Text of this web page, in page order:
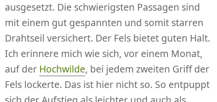
ausgesetzt. Die schwierigsten Passagen sind
mit einem gut gespannten und somit starren
Drahtseil versichert. Der Fels bietet guten Halt.
Ich erinnere mich wie sich, vor einem Monat,
auf der Hochwilde, bei jedem zweiten Griff der
Fels lockerte. Das ist hier nicht so. So entpuppt